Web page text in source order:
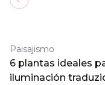
Paisajismo
6 plantas ideales
iluminación
Previous slide